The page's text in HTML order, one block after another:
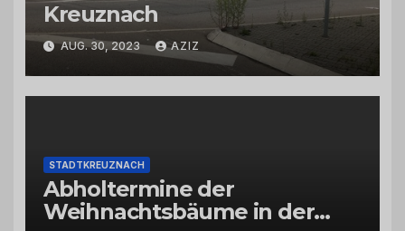
Kreuznach
AUG. 30, 2023 AZIZ
STADTKREUZNACH
Abholtermine der
Weihnachtsbäume in der